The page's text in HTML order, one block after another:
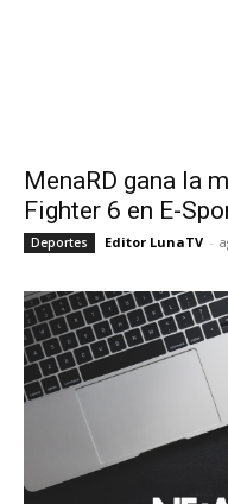
MenaRD gana la
Fighter 6 en E-
Deportes Editor LunaTV -